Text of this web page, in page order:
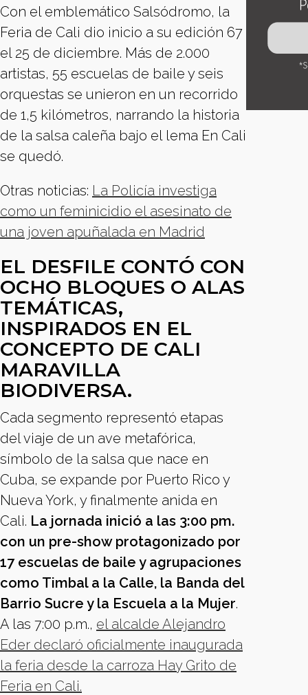
Con el emblemático Salsódromo, la
Feria de Cali dio inicio a su edición 67
el 25 de diciembre. Más de 2.000
artistas, 55 escuelas de baile y seis
orquestas se unieron en un recorrido
de 1,5 kilómetros, narrando la historia
de la salsa caleña bajo el lema En Cali
se quedó.
Otras noticias: La Policía investiga
como un feminicidio el asesinato de
una joven apuñalada en Madrid
EL DESFILE CONTÓ CON
OCHO BLOQUES O ALAS
TEMÁTICAS,
INSPIRADOS EN EL
CONCEPTO DE CALI
MARAVILLA
BIODIVERSA.
Cada segmento representó etapas
del viaje de un ave metafórica,
símbolo de la salsa que nace en
Cuba, se expande por Puerto Rico y
Nueva York, y finalmente anida en
Cali. La jornada inició a las 3:00 pm.
con un pre-show protagonizado por
17 escuelas de baile y agrupaciones
como Timbal a la Calle, la Banda del
Barrio Sucre y la Escuela a la Mujer.
A las 7:00 p.m., el alcalde Alejandro
Eder declaró oficialmente inaugurada
la feria desde la carroza Hay Grito de
Feria en Cali.